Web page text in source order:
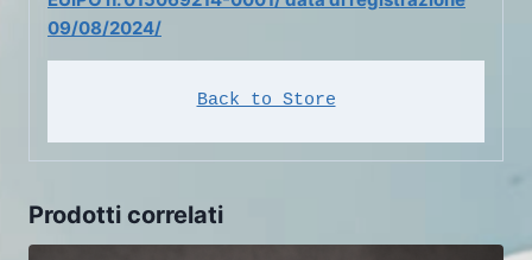
09/08/2024/
Back to Store
Prodotti correlati